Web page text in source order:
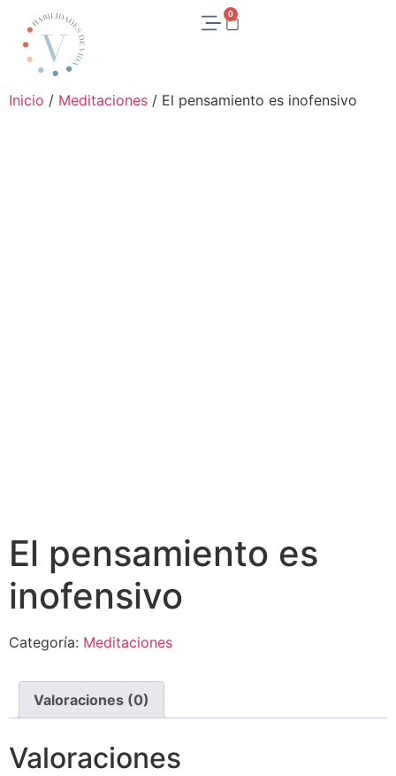
0
Inicio / Meditaciones / El pensamiento es inofensivo
El pensamiento es
inofensivo
Categoría: Meditaciones
Valoraciones (0)
Valoraciones